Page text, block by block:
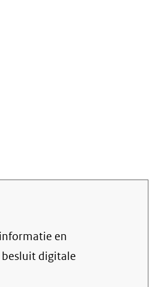
besluit digitale